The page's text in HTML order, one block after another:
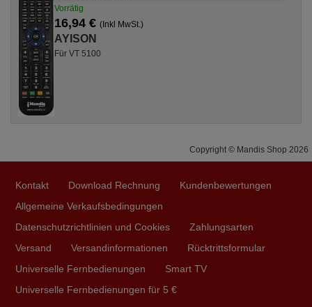
Vorrätig
16,94 € (Inkl MwSt.)
AYISON
Für VT 5100
Copyright © Mandis Shop 2026
Kontakt Download Rechnung
Kundenbewertungen
Allgemeine Verkaufsbedingungen
Datenschutzrichtlinien und Cookies
Zahlungsarten
Versand
Versandinformationen
Rücktrittsformular
Universelle Fernbedienungen
Smart TV
Universelle Fernbedienungen für 5 €